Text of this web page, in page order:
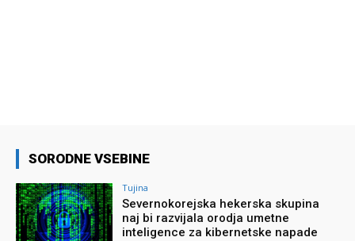
SORODNE VSEBINE
Tujina
Severnokorejska hekerska skupina
naj bi razvijala orodja umetne
inteligence za kibernetske napade